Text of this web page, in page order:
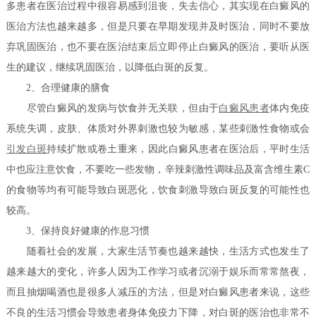
多患者在医治过程中很容易感到沮丧，失去信心，其实现在白癜风的
医治方法也越来越多，但是只要在早期发现并及时医治，同时不要放
弃巩固医治，也不要在医治结束后立即停止白癜风的医治，要听从医
生的建议，继续巩固医治，以降低白斑的反复。
2、合理健康的膳食
尽管白癜风的发病与饮食并无关联，但由于白癜风患者体内免疫
系统失调，皮肤、体质对外界刺激也较为敏感，某些刺激性食物或会
引发白斑持续扩散或卷土重来，因此白癜风患者在医治后，平时生活
中也应注意饮食，不要吃一些发物，辛辣刺激性调味品及富含维生素C
的食物等均有可能导致白斑恶化，饮食刺激导致白斑反复的可能性也
较高。
3、保持良好健康的作息习惯
随着社会的发展，大家生活节奏也越来越快，生活方式也发生了
越来越大的变化，许多人因为工作学习或者沉溺于娱乐而常常熬夜，
而且抽烟喝酒也是很多人减压的方法，但是对白癜风患者来说，这些
不良的生活习惯会导致患者身体免疫力下降，对白斑的医治也非常不